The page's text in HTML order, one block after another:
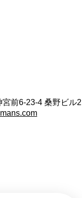
前6-23-4 桑野ビル2